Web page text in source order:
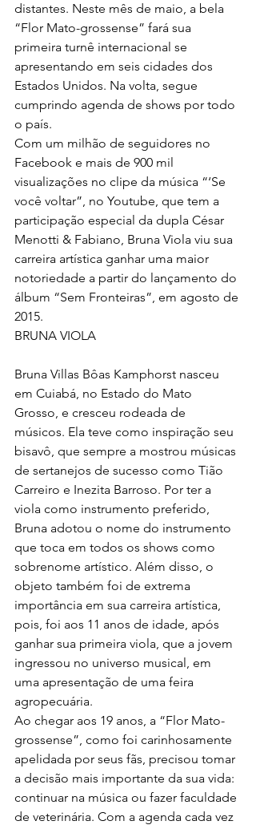
distantes. Neste mês de maio, a bela
“Flor Mato-grossense” fará sua
primeira turnê internacional se
apresentando em seis cidades dos
Estados Unidos. Na volta, segue
cumprindo agenda de shows por todo
o país.
Com um milhão de seguidores no
Facebook e mais de 900 mil
visualizações no clipe da música “‘Se
você voltar”, no Youtube, que tem a
participação especial da dupla César
Menotti & Fabiano, Bruna Viola viu sua
carreira artística ganhar uma maior
notoriedade a partir do lançamento do
álbum “Sem Fronteiras”, em agosto de
2015.
BRUNA VIOLA
Bruna Villas Bôas Kamphorst nasceu
em Cuiabá, no Estado do Mato
Grosso, e cresceu rodeada de
músicos. Ela teve como inspiração seu
bisavô, que sempre a mostrou músicas
de sertanejos de sucesso como Tião
Carreiro e Inezita Barroso. Por ter a
viola como instrumento preferido,
Bruna adotou o nome do instrumento
que toca em todos os shows como
sobrenome artístico. Além disso, o
objeto também foi de extrema
importância em sua carreira artística,
pois, foi aos 11 anos de idade, após
ganhar sua primeira viola, que a jovem
ingressou no universo musical, em
uma apresentação de uma feira
agropecuária.
Ao chegar aos 19 anos, a “Flor Mato-
grossense”, como foi carinhosamente
apelidada por seus fãs, precisou tomar
a decisão mais importante da sua vida:
continuar na música ou fazer faculdade
de veterinária. Com a agenda cada vez